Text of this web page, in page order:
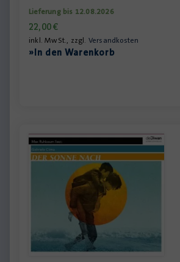
Lieferung bis 12.08.2026
22,00€
inkl. MwSt., zzgl. Versandkosten
»In den Warenkorb